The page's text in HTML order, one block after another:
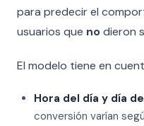
para predecir el
usuarios que nodieron
El modelo tiene en
Hora del día y día
conversión varían